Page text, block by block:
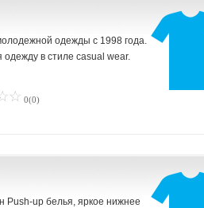
одежды с 1998 года.
в стиле casual wear.
0(0)
up белья, яркое нижнее